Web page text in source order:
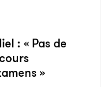
: « Pas de
»